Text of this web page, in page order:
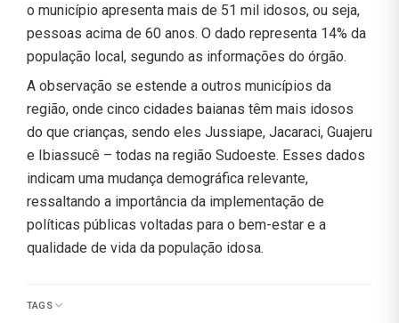
o município apresenta mais de 51 mil idosos, ou seja,
pessoas acima de 60 anos. O dado representa 14% da
população local, segundo as informações do órgão.
A observação se estende a outros municípios da
região, onde cinco cidades baianas têm mais idosos
do que crianças, sendo eles Jussiape, Jacaraci, Guajeru
e Ibiassucê – todas na região Sudoeste. Esses dados
indicam uma mudança demográfica relevante,
ressaltando a importância da implementação de
políticas públicas voltadas para o bem-estar e a
qualidade de vida da população idosa.
TAGS